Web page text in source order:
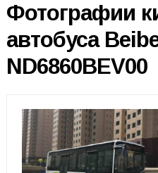
Фотографии
автобуса
ND6860BEV00